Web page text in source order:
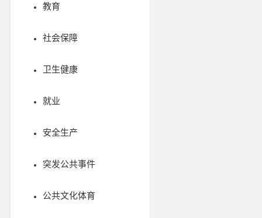
教育
社会保障
卫生健康
就业
安全生产
突发公共事件
公共文化体育